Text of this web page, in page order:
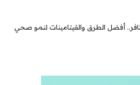
أفضل الطرق والفيتامينات لنمو صحي